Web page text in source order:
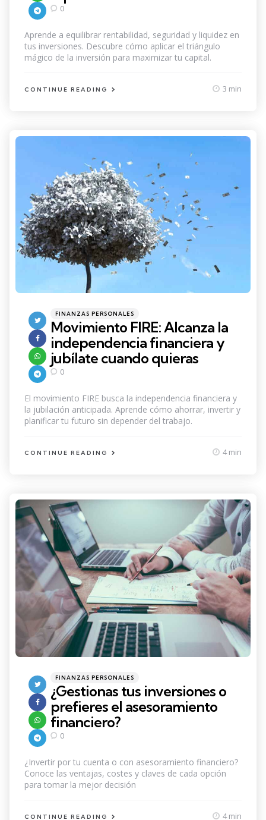
0
Aprende a equilibrar rentabilidad, seguridad y liquidez en
tus inversiones. Descubre cómo aplicar el triángulo
mágico de la inversión para maximizar tu capital.
CONTINUE READING 3 min
Categories
Posted
in
FINANZAS PERSONALES
Movimiento FIRE: Alcanza la
independencia financiera y
jubílate cuando quieras
0
El movimiento FIRE busca la independencia financiera y
la jubilación anticipada. Aprende cómo ahorrar, invertir y
planificar tu futuro sin depender del trabajo.
CONTINUE READING 4 min
Categories
Posted
FINANZAS PERSONALES
¿Gestionas tus inversiones o
prefieres el asesoramiento
financiero?
0
¿Invertir por tu cuenta o con asesoramiento financiero?
Conoce las ventajas, costes y claves de cada opción
para tomar la mejor decisión
CONTINUE READING 4 min